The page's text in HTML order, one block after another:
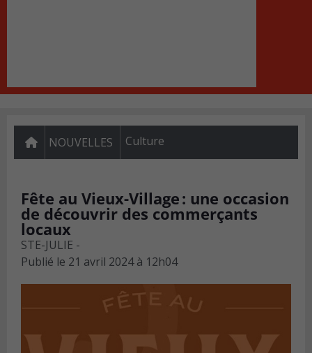
NOUVELLES Culture
Fête au Vieux-Village : une occasion
de découvrir des commerçants
locaux
STE-JULIE -
Publié le 21 avril 2024 à 12h04